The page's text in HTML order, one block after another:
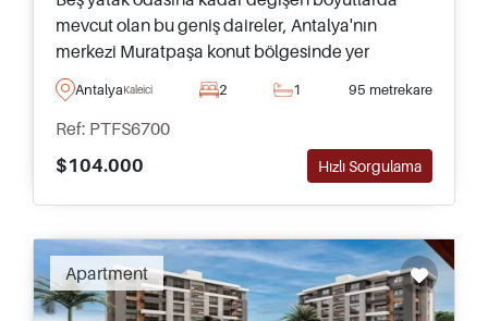
mevcut olan bu geniş daireler, Antalya'nın
merkezi Muratpaşa konut bölgesinde yer
almakta olup aileler ve Türkiye'ye taşınmayı
düşünenler için idealdir.
AntalyaKaleici 2 1 95 metrekare
Ref: PTFS6700
$104.000
Hızlı Sorgulama
Recommended
Apartment